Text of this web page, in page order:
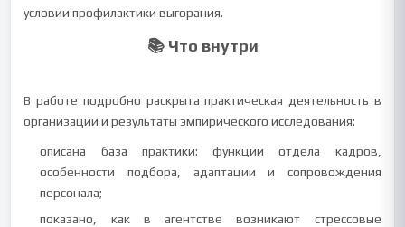
условии профилактики выгорания.
📚 Что внутри
В работе подробно раскрыта практическая деятельность в
организации и результаты эмпирического исследования:
описана база практики: функции отдела кадров,
особенности подбора, адаптации и сопровождения
персонала;
показано, как в агентстве возникают стрессовые